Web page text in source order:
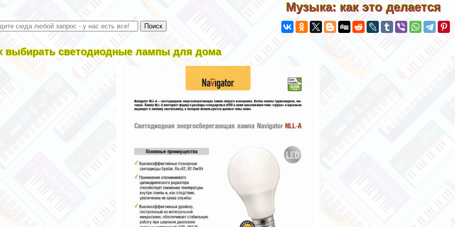
Музыка: как это делается
выбирать светодиодные лампы для дома